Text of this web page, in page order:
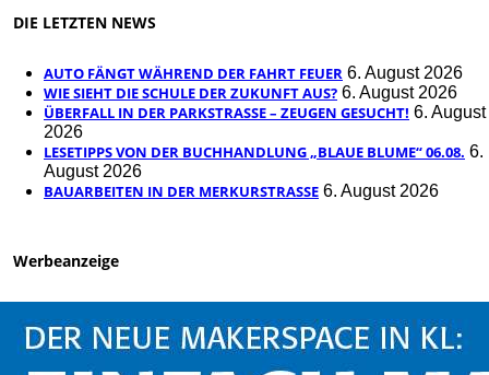
DIE LETZTEN NEWS
AUTO FÄNGT WÄHREND DER FAHRT FEUER 6. August 2026
WIE SIEHT DIE SCHULE DER ZUKUNFT AUS? 6. August 2026
ÜBERFALL IN DER PARKSTRASSE – ZEUGEN GESUCHT! 6. August
2026
LESETIPPS VON DER BUCHHANDLUNG „BLAUE BLUME“ 06.08. 6.
August 2026
BAUARBEITEN IN DER MERKURSTRASSE 6. August 2026
Werbeanzeige